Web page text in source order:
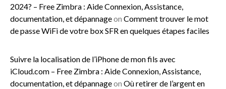
2024? – Free Zimbra : Aide Connexion, Assistance,
documentation, et dépannageon Comment trouver le mot
de passe WiFi de votre box SFR en quelques étapes faciles
Suivre la localisation de l’iPhone de mon fils avec
iCloud.com – Free Zimbra : Aide Connexion, Assistance,
documentation, et dépannageon Où retirer de l’argent en